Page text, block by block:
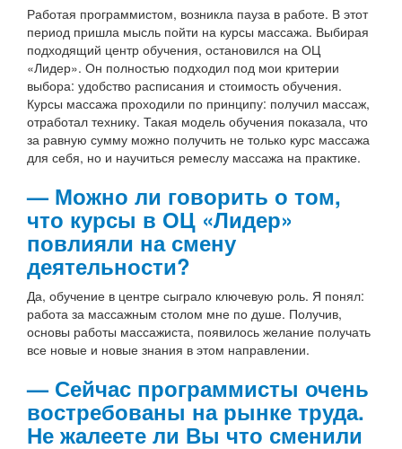
Работая программистом, возникла пауза в работе. В этот
период пришла мысль пойти на курсы массажа. Выбирая
подходящий центр обучения, остановился на ОЦ
«Лидер». Он полностью подходил под мои критерии
выбора: удобство расписания и стоимость обучения.
Курсы массажа проходили по принципу: получил массаж,
отработал технику. Такая модель обучения показала, что
за равную сумму можно получить не только курс массажа
для себя, но и научиться ремеслу массажа на практике.
— Можно ли говорить о том,
что курсы в ОЦ «Лидер»
повлияли на смену
деятельности?
Да, обучение в центре сыграло ключевую роль. Я понял:
работа за массажным столом мне по душе. Получив,
основы работы массажиста, появилось желание получать
все новые и новые знания в этом направлении.
— Сейчас программисты очень
востребованы на рынке труда.
Не жалеете ли Вы что сменили